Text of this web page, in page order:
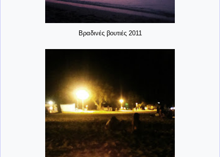
Βραδινές βουτιές 2011